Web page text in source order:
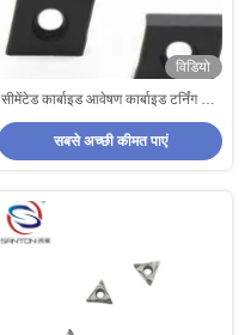
विडियो
सीमेंटेड कार्बाइड आवेषण कार्बाइड टर्निंग टूल
टिप्स K30 प्रोसेसिंग कॉपर एलॉय
सबसे अच्छी कीमत पाएं